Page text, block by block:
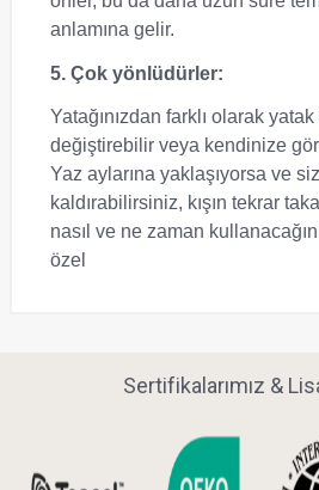
anlamına gelir.
5. Çok yönlüdürler:
Yatağınızdan farklı olarak
değiştirebilir veya kendinize
Yaz aylarına yaklaşıyorsa ve
kaldırabilirsiniz, kışın tekrar
nasıl ve ne zaman
özel
Sertifikalarımız &